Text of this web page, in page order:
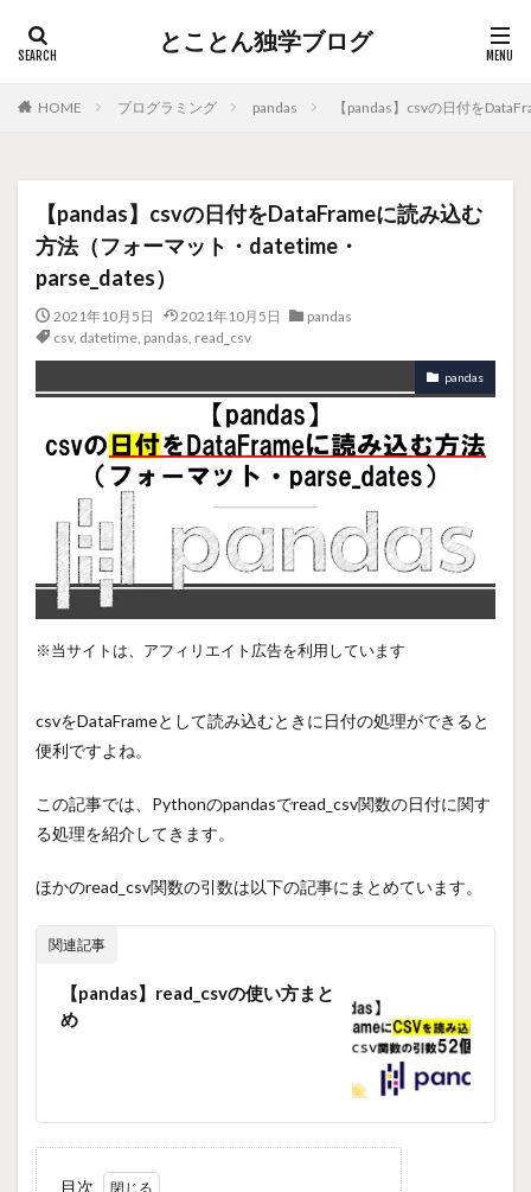
とことん独学ブログ
HOME プログラミング pandas 【pandas】csvの日付を
【pandas】csvの日付をDataFrameに読み込む
方法（フォーマット・datetime・
parse_dates）
2021年10月5日 2021年10月5日
pandas
csv, datetime, pandas, read_csv
pandas
※当サイトは、アフィリエイト広告を利用しています
csvをDataFrameとして読み込むときに日付の処理ができると
便利ですよね。
この記事では、Pythonのpandasでread_csv関数の日付に関す
る処理を紹介してきます。
ほかのread_csv関数の引数は以下の記事にまとめています。
関連記事
【pandas】read_csvの使い方まと
め
目次